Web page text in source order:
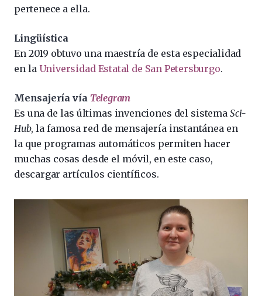
pertenece a ella.
Lingüística
En 2019 obtuvo una maestría de esta especialidad
en la Universidad Estatal de San Petersburgo.
Mensajería vía Telegram
Es una de las últimas invenciones del sistema Sci-
Hub, la famosa red de mensajería instantánea en
la que programas automáticos permiten hacer
muchas cosas desde el móvil, en este caso,
descargar artículos científicos.